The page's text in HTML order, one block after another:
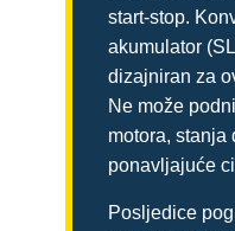
start-stop.
akumulator
dizajniran za
Ne može
motora, stanja
ponavljajuće
Posljedice